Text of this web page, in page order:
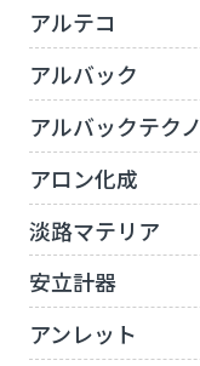
アルテコ
アルバック
アルバックテクノ
アロン化成
淡路マテリア
安立計器
アンレット